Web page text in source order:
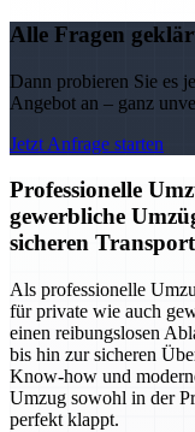
Alle Fragen
Dann probieren Sie es
Angebot an – ganz
Jetzt Anfrage starten
Professionelle
gewerbliche
sicheren Transport
Als professionelle
für private wie auch
einen reibungslosen
bis hin zur sicheren
Know-how und
Umzug sowohl in der
perfekt klappt.